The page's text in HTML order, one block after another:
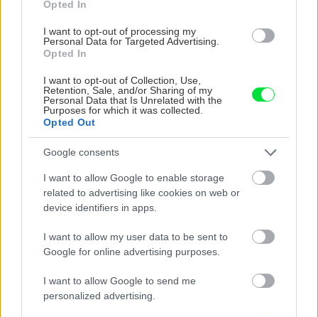
Opted In
I want to opt-out of processing my
Personal Data for Targeted Advertising.
Opted In
I want to opt-out of Collection, Use,
Retention, Sale, and/or Sharing of my
Personal Data that Is Unrelated with the
Purposes for which it was collected.
Opted Out
Google consents
I want to allow Google to enable storage
related to advertising like cookies on web or
device identifiers in apps.
I want to allow my user data to be sent to
Google for online advertising purposes.
I want to allow Google to send me
personalized advertising.
Ako si vyrobiť poctivú brezovú metlu, ktorá
Nábytok
Ako si vyrobiť skladaciu
Rekonštrukcia bytu
Trendy v bývaní na jeseň